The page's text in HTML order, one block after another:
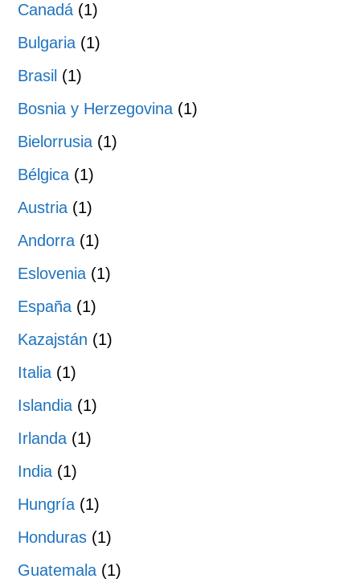
Canadá (1)
Bulgaria (1)
Brasil (1)
Bosnia y Herzegovina (1)
Bielorrusia (1)
Bélgica (1)
Austria (1)
Andorra (1)
Eslovenia (1)
España (1)
Kazajstán (1)
Italia (1)
Islandia (1)
Irlanda (1)
India (1)
Hungría (1)
Honduras (1)
Guatemala (1)